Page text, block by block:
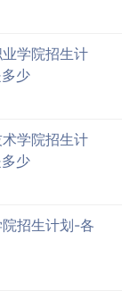
学院招生计
少
学院招生计
少
招生计划-各